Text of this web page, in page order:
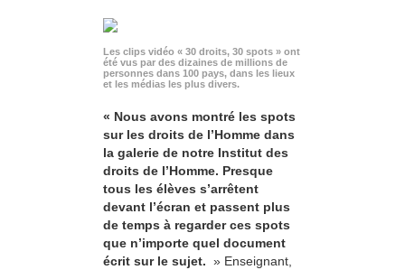
Les clips vidéo « 30 droits, 30 spots » ont
été vus par des dizaines de millions de
personnes dans 100 pays, dans les lieux
et les médias les plus divers.
« Nous avons montré les spots
sur les droits de l’Homme dans
la galerie de notre Institut des
droits de l’Homme. Presque
tous les élèves s’arrêtent
devant l’écran et passent plus
de temps à regarder ces spots
que n’importe quel document
écrit sur le sujet. » Enseignant,